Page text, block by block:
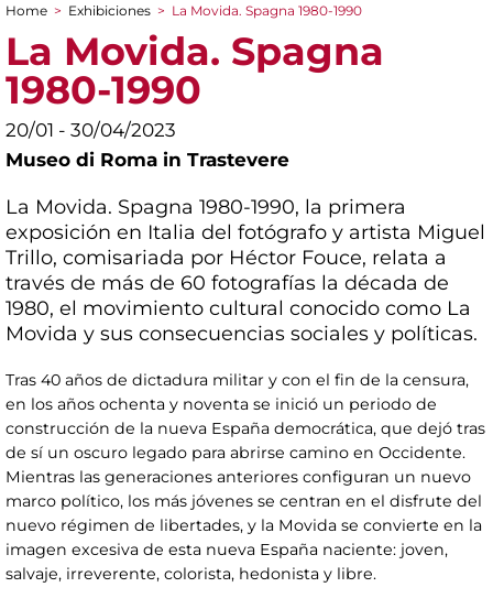
You are here
Home > Exhibiciones > La Movida. Spagna 1980-1990
La Movida. Spagna
1980-1990
20/01 - 30/04/2023
Museo di Roma in Trastevere
La Movida. Spagna 1980-1990, la primera
exposición en Italia del fotógrafo y artista Miguel
Trillo, comisariada por Héctor Fouce, relata a
través de más de 60 fotografías la década de
1980, el movimiento cultural conocido como La
Movida y sus consecuencias sociales y políticas.
Tras 40 años de dictadura militar y con el fin de la censura,
en los años ochenta y noventa se inició un periodo de
construcción de la nueva España democrática, que dejó tras
de sí un oscuro legado para abrirse camino en Occidente.
Mientras las generaciones anteriores configuran un nuevo
marco político, los más jóvenes se centran en el disfrute del
nuevo régimen de libertades, y la Movida se convierte en la
imagen excesiva de esta nueva España naciente: joven,
salvaje, irreverente, colorista, hedonista y libre.